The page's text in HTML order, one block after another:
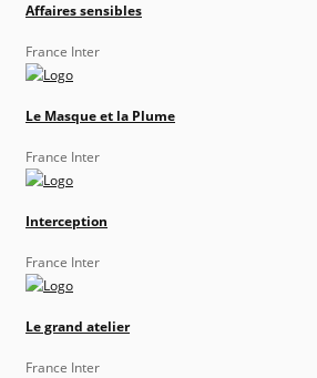
Affaires sensibles
France Inter
Le Masque et la Plume
France Inter
Interception
France Inter
Le grand atelier
France Inter